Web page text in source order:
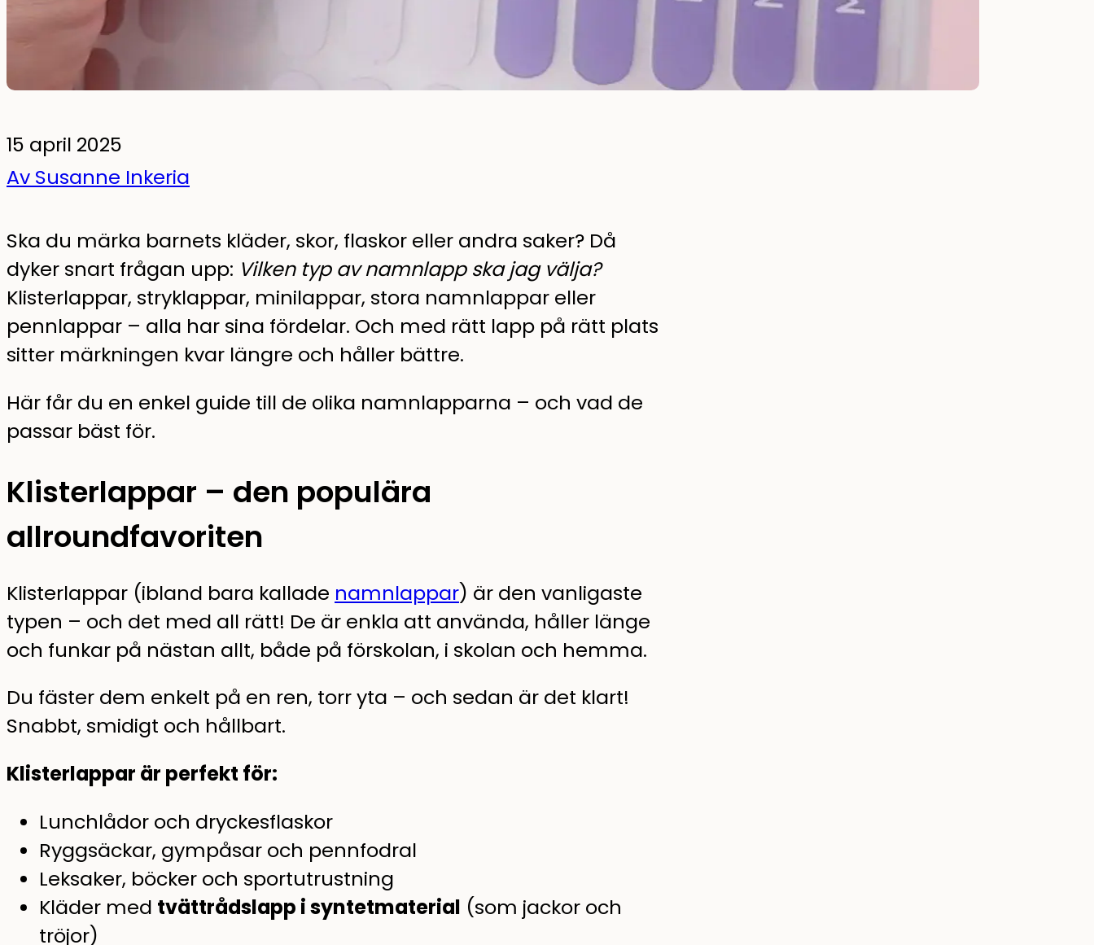
15 april 2025
Av Susanne Inkeria
Ska du märka barnets kläder, skor, flaskor eller andra saker? Då
dyker snart frågan upp: Vilken typ av namnlapp ska jag välja?
Klisterlappar, stryklappar, minilappar, stora namnlappar eller
pennlappar – alla har sina fördelar. Och med rätt lapp på rätt plats
sitter märkningen kvar längre och håller bättre.
Här får du en enkel guide till de olika namnlapparna – och vad de
passar bäst för.
Klisterlappar – den populära
allroundfavoriten
Klisterlappar (ibland bara kallade namnlappar) är den vanligaste
typen – och det med all rätt! De är enkla att använda, håller länge
och funkar på nästan allt, både på förskolan, i skolan och hemma.
Du fäster dem enkelt på en ren, torr yta – och sedan är det klart!
Snabbt, smidigt och hållbart.
Klisterlappar är perfekt för:
Lunchlådor och dryckesflaskor
Ryggsäckar, gympåsar och pennfodral
Leksaker, böcker och sportutrustning
Kläder med tvättrådslapp i syntetmaterial (som jackor och
tröjor)